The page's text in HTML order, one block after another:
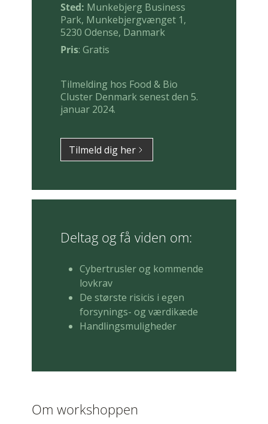
Sted: Munkebjerg Business
Park, Munkebjergvænget 1,
5230 Odense, Danmark
Pris: Gratis
Tilmelding hos Food & Bio
Cluster Denmark senest den 5.
januar 2024.
Tilmeld dig her
Deltag og få viden om:
Cybertrusler og kommende
lovkrav
De største risicis i egen
forsynings- og værdikæde
Handlingsmuligheder
Om workshoppen